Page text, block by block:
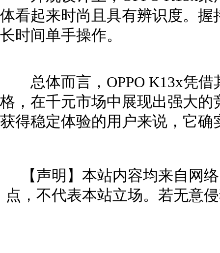
体看起来时尚且具有辨识度。
长时间单手操作。
总体而言，OPPO K13x凭借
格，在千元市场中展现出强大
获得稳定体验的用户来说，它
【声明】本站内容均来自网
点，不代表本站立场。若无意